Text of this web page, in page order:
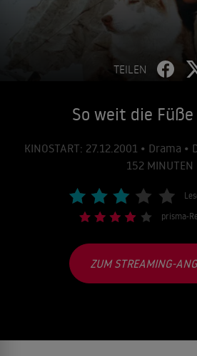
TEILEN
So weit die
KINOSTART: 27.12.2001 • Drama
152 MINUTEN
prisma-
ZUM STREAMING-